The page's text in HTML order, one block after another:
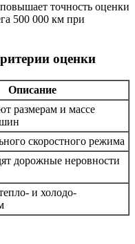
точность оценки
500 000 км при
оценки
Описание
размерам и массе
скоростного режима
дорожные неровности
и холодо-